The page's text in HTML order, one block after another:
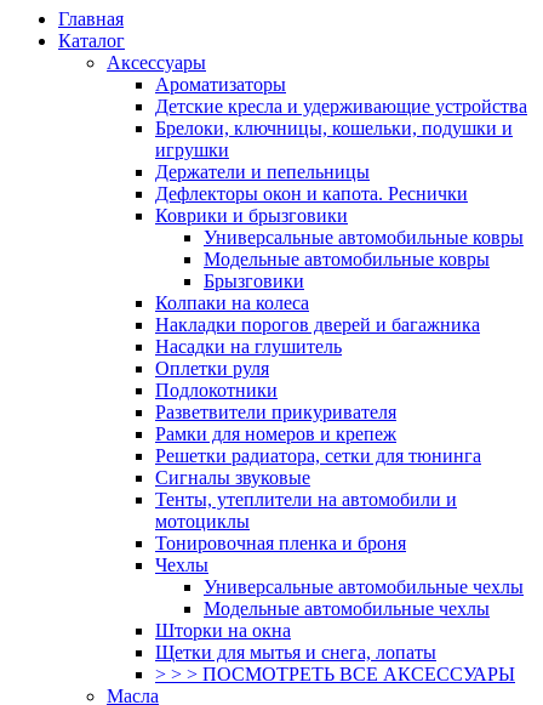
Главная
Каталог
Аксессуары
Ароматизаторы
Детские кресла и удерживающие устройства
Брелоки, ключницы, кошельки, подушки и
игрушки
Держатели и пепельницы
Дефлекторы окон и капота. Реснички
Коврики и брызговики
Универсальные автомобильные ковры
Модельные автомобильные ковры
Брызговики
Колпаки на колеса
Накладки порогов дверей и багажника
Насадки на глушитель
Оплетки руля
Подлокотники
Разветвители прикуривателя
Рамки для номеров и крепеж
Решетки радиатора, сетки для тюнинга
Сигналы звуковые
Тенты, утеплители на автомобили и
мотоциклы
Тонировочная пленка и броня
Чехлы
Универсальные автомобильные чехлы
Модельные автомобильные чехлы
Шторки на окна
Щетки для мытья и снега, лопаты
> > > ПОСМОТРЕТЬ ВСЕ АКСЕССУАРЫ
Масла